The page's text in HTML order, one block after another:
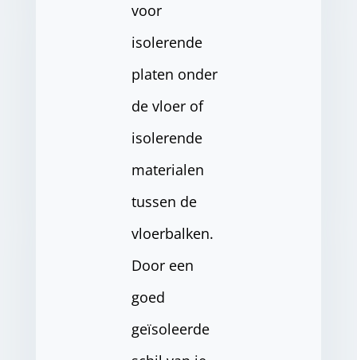
voor
isolerende
platen onder
de vloer of
isolerende
materialen
tussen de
vloerbalken.
Door een
goed
geïsoleerde